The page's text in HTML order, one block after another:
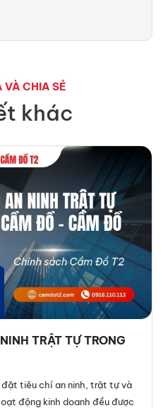
VÀ CHIA SẺ
khác
TRẬT TỰ TRONG
tiêu chí an ninh, trật tự và
động kinh doanh đều được